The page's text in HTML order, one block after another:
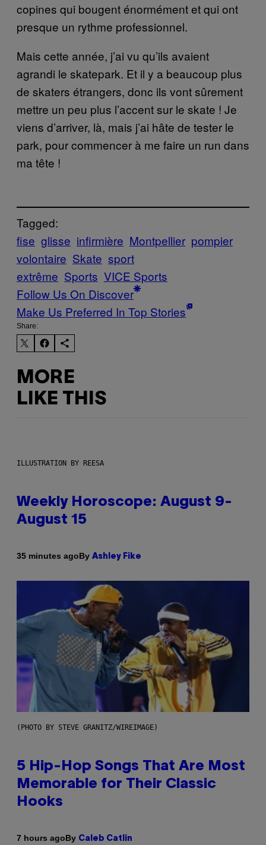
copines qui bougent énormément et qui ont
presque un rythme professionnel.
Mais cette année, j’ai vu qu’ils avaient
agrandi le skatepark. Et il y a beaucoup plus
de skaters étrangers, donc ils vont sûrement
mettre un peu plus l’accent sur le skate ! Je
viens d’arriver, là, mais j’ai hâte de tester le
park, pour commencer à me faire un run dans
ma tête !
Tagged:
fise glisse infirmière Montpellier pompier
volontaire Skate sport
extrême Sports VICE Sports
Follow Us On Discover
Make Us Preferred In Top Stories
Share:
MORE
LIKE THIS
ILLUSTRATION BY REESA
Weekly Horoscope: August 9-
August 15
35 minutes agoBy Ashley Fike
(PHOTO BY STEVE GRANITZ/WIREIMAGE)
5 Hip-Hop Songs That Are Most
Memorable for Their Classic
Hooks
7 hours agoBy Caleb Catlin